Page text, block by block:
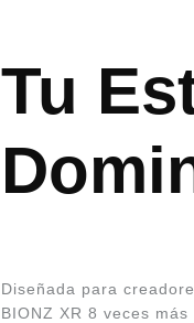
Tu
Diseñada para
BIONZ XR 8 veces